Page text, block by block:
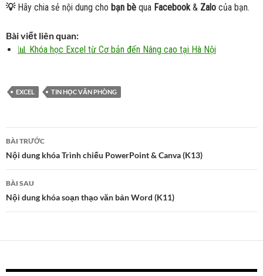
💡 Hãy chia sẻ nội dung cho bạn bè qua Facebook& Zalo của bạn.
Bài viết liên quan:
📊 Khóa học Excel từ Cơ bản đến Nâng cao tại Hà Nội
EXCEL TIN HỌC VĂN PHÒNG
hướng
bài
BÀI TRƯỚC
Nội dung khóa Trình chiếu PowerPoint & Canva (K13)
BÀI SAU
Nội dung khóa soạn thạo văn bản Word (K11)